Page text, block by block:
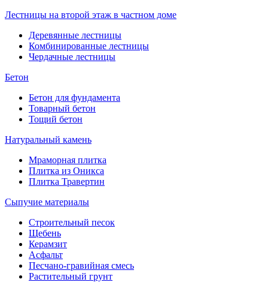
Лестницы на второй этаж в частном доме
Деревянные лестницы
Комбинированные лестницы
Чердачные лестницы
Бетон
Бетон для фундамента
Товарный бетон
Тощий бетон
Натуральный камень
Мраморная плитка
Плитка из Оникса
Плитка Травертин
Сыпучие материалы
Строительный песок
Щебень
Керамзит
Асфальт
Песчано-гравийная смесь
Растительный грунт